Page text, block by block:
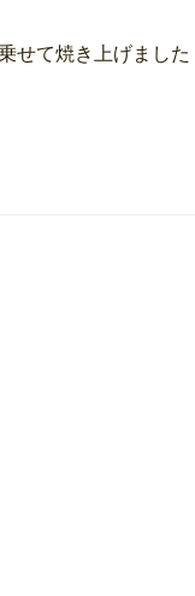
せて焼き上げました